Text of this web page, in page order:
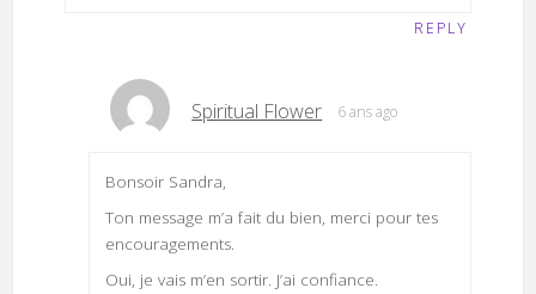
REPLY
Spiritual Flower 6 ans ago
Bonsoir Sandra,
Ton message m’a fait du bien, merci pour tes
encouragements.
Oui, je vais m’en sortir. J’ai confiance.